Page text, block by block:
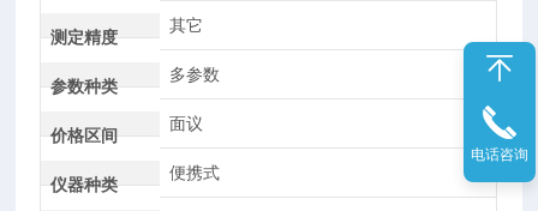
测定精度
其它
参数种类
多参数
价格区间
面议
仪器种类
便携式
电话咨询